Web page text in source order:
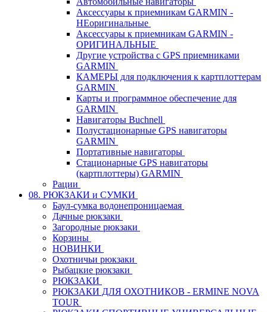
Аксессуары к приемникам GARMIN -
НЕоригинальные
Аксессуары к приемникам GARMIN -
ОРИГИНАЛЬНЫЕ
Другие устройства с GPS приемниками
GARMIN
КАМЕРЫ для подключения к картплоттерам
GARMIN
Карты и программное обеспечение для
GARMIN
Навигаторы Buchnell
Полустационарные GPS навигаторы
GARMIN
Портативные навигаторы
Стационарные GPS навигаторы
(картплоттеры) GARMIN
Рации
08. РЮКЗАКИ и СУМКИ
Баул-сумка водонепроницаемая
Дачные рюкзаки
Загородные рюкзаки
Корзины
НОВИНКИ
Охотничьи рюкзаки
Рыбацкие рюкзаки
РЮКЗАКИ
РЮКЗАКИ ДЛЯ ОХОТНИКОВ - ERMINE NOVA
TOUR